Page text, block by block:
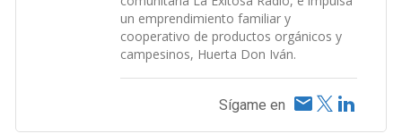
un emprendimiento familiar y
cooperativo de productos orgánicos y
campesinos, Huerta Don Iván.
Sígame en